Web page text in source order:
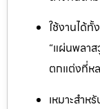
ใช้งานได้ทั้
“แผ่นพลา
ตกแต่งที่ห
เหมาะสำ